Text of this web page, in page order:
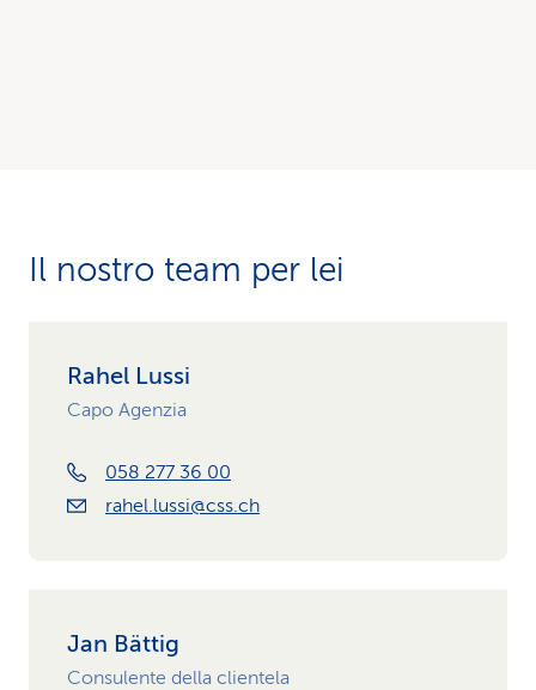
Il nostro team per lei
Rahel Lussi
Capo Agenzia
058 277 36 00
rahel.lussi@css.ch
Jan Bättig
Consulente della clientela